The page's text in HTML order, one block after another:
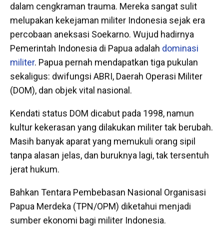
dalam cengkraman trauma. Mereka sangat sulit
melupakan kekejaman militer Indonesia sejak era
percobaan aneksasi Soekarno. Wujud hadirnya
Pemerintah Indonesia di Papua adalah dominasi
militer. Papua pernah mendapatkan tiga pukulan
sekaligus: dwifungsi ABRI, Daerah Operasi Militer
(DOM), dan objek vital nasional.
Kendati status DOM dicabut pada 1998, namun
kultur kekerasan yang dilakukan militer tak berubah.
Masih banyak aparat yang memukuli orang sipil
tanpa alasan jelas, dan buruknya lagi, tak tersentuh
jerat hukum.
Bahkan Tentara Pembebasan Nasional Organisasi
Papua Merdeka (TPN/OPM) diketahui menjadi
sumber ekonomi bagi militer Indonesia.